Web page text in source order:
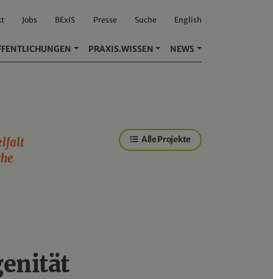
Jobs BExIS Presse Suche English
PRAXIS.WISSEN NEWS
Alle Projekte